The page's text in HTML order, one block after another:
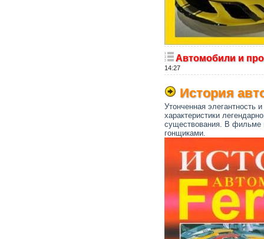
Автомобили и
14:27
История
Утонченная элегантность
характеристики
существования. В фильме
гонщиками.